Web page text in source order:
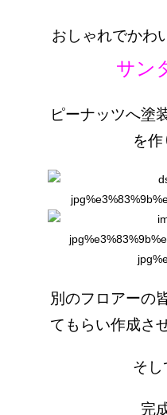
おしゃれでかわ
サン
ピーナッツへ塗
を作
別のフロアーの
てもらい作成さ
そし
完